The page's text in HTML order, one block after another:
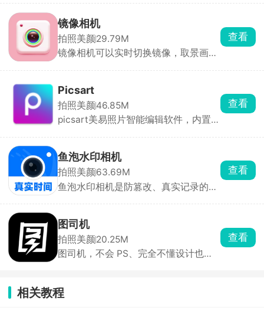
蓝调，拍海边、日系风景绝配。还有
DCR复古DV模式，直接录制老旧录像画
风短视频，做怀旧Vlog刚刚好。
通形象，还有证件照模板直接套用。生
成的图高清无水印。轻松做原创美图、
把照片玩出花样。
镜像相机
拍照美颜29.79M
镜像相机可以实时切换镜像，取景画面
自拍再也不会文字颠倒。除了矫正视
角，它还能玩创意对称拍照，不用拍完
再用修图软件翻转裁剪。适合日常自
拍、穿搭对镜拍、证件记录、拍对称创
查看
Picsart
拍照美颜46.85M
picsart美易照片智能编辑软件，内置强
挥你的创作，制作出专业的大师级别图
片。picsart软件中提供了海量精美贴
纸、精美滤镜，可以随意的对图片进行
编辑，体验到最专业的修图过程。
查看
鱼泡水印相机
拍照美颜63.69M
鱼泡水印相机是防篡改、真实记录的水
加上改不了的时间、地点、天气等水
印，防止照片作假。适合现场打卡、工
程验收、巡检留痕。
查看
图司机
拍照美颜20.25M
图司机，不会 PS、完全不懂设计也能
片，就能直接保存导出，十几秒就能做
出一张像样的海报，不用花钱找美工。
查看
相关教程